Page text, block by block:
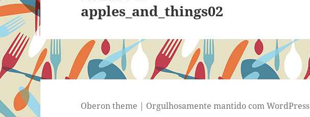
Post
apples_and_things02
Oberon theme | Orgulhosamente mantido com WordPress